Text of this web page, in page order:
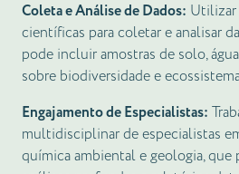
Coleta e Análise de Dados:
científicas para coletar e analisar
pode incluir amostras de solo,
sobre biodiversidade e
Engajamento de Especialistas:
multidisciplinar de especialistas
química ambiental e geologia, que